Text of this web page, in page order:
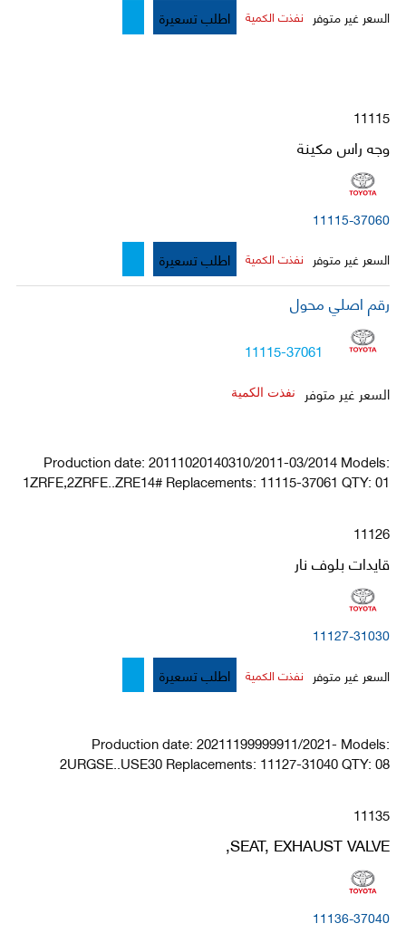
السعر غير متوفر نفذت الكمية اطلب تسعيرة
11115
وجه راس مكينة
11115-37060
السعر غير متوفر نفذت الكمية اطلب تسعيرة
رقم اصلي محول
11115-37061
السعر غير متوفر
نفذت الكمية
Production date: 20111020140310/2011-03/2014 Models:
1ZRFE,2ZRFE..ZRE14# Replacements: 11115-37061 QTY: 01
11126
قايدات بلوف نار
11127-31030
السعر غير متوفر نفذت الكمية اطلب تسعيرة
Production date: 20211199999911/2021- Models:
2URGSE..USE30 Replacements: 11127-31040 QTY: 08
11135
SEAT, EXHAUST VALVE,
11136-37040